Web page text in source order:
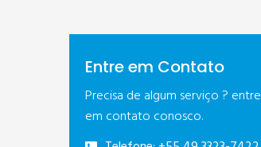
Entre em Contato
Precisa de algum serviço ? entre
em contato conosco.